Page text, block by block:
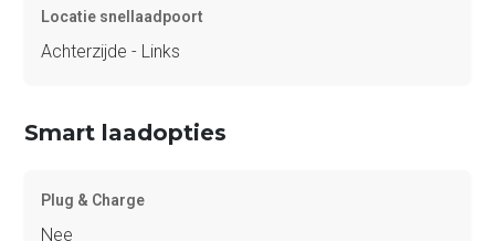
Locatie snellaadpoort
Achterzijde - Links
Smart laadopties
Plug & Charge
Nee